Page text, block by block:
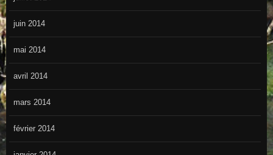
juin 2014
mai 2014
avril 2014
mars 2014
février 2014